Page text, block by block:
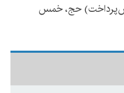
حج، خمس